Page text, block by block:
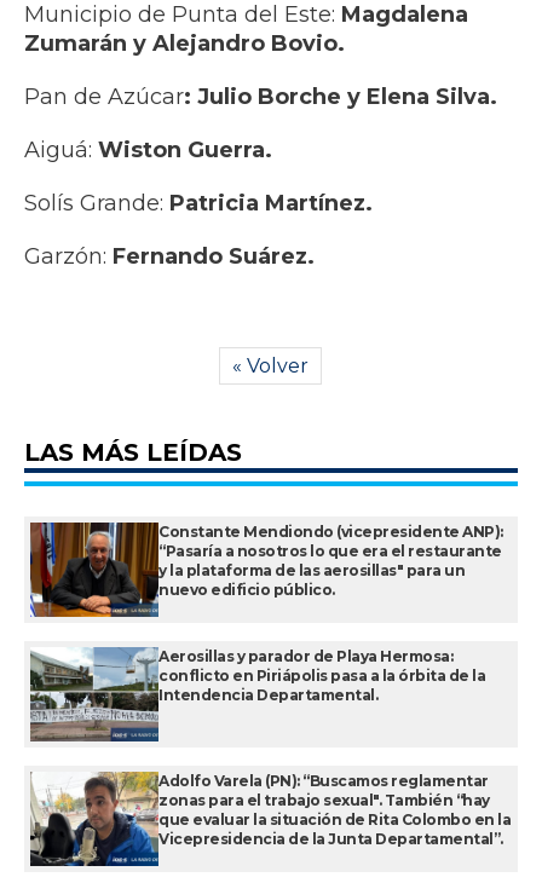
Municipio de Punta del Este: Magdalena
Zumarán y Alejandro Bovio.
Pan de Azúcar: Julio Borche y Elena Silva.
Aiguá: Wiston Guerra.
Solís Grande: Patricia Martínez.
Garzón: Fernando Suárez.
« Volver
LAS MÁS LEÍDAS
Constante Mendiondo (vicepresidente ANP):
“Pasaría a nosotros lo que era el restaurante
y la plataforma de las aerosillas" para un
nuevo edificio público.
Aerosillas y parador de Playa Hermosa:
conflicto en Piriápolis pasa a la órbita de la
Intendencia Departamental.
Adolfo Varela (PN): “Buscamos reglamentar
zonas para el trabajo sexual". También “hay
que evaluar la situación de Rita Colombo en la
Vicepresidencia de la Junta Departamental”.